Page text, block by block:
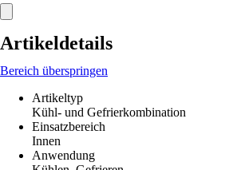
Artikeldetails
Bereich überspringen
Artikeltyp
Kühl- und Gefrierkombination
Einsatzbereich
Innen
Anwendung